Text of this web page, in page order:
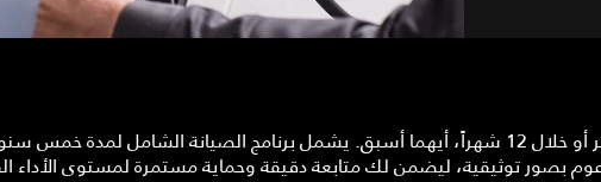
للحفاظ على الأداء الأمثل لجاكوار، يُنصح بإجراء الصيانة الدورية كل 13,000 كيلومتر أو خلال 12 شهراً، أيهما أسبق. يشمل
بصور توثيقية، ليضمن لك متابعة دقيقة وحماية مستمرة لمستوى الأداء